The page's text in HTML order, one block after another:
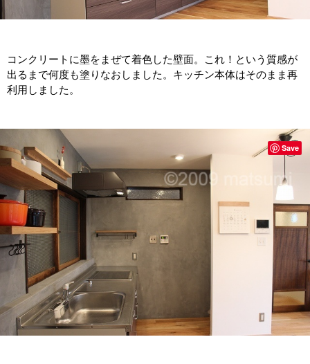
コンクリートに墨をまぜて着色した壁面。これ！という質感が
出るまで何度も塗りなおしました。キッチン本体はそのまま再
利用しました。
Save